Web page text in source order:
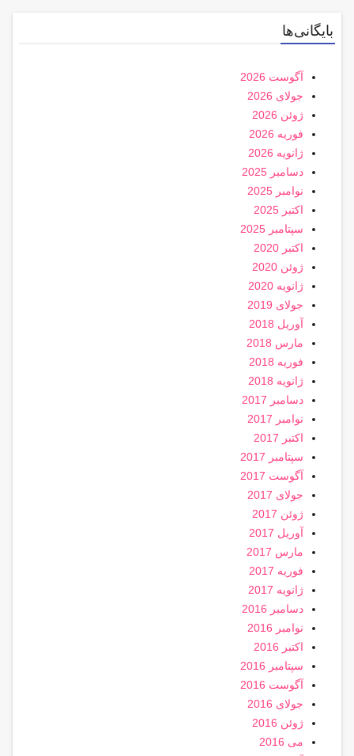
بایگانی‌ها
آگوست 2026
جولای 2026
ژوئن 2026
فوریه 2026
ژانویه 2026
دسامبر 2025
نوامبر 2025
اکتبر 2025
سپتامبر 2025
اکتبر 2020
ژوئن 2020
ژانویه 2020
جولای 2019
آوریل 2018
مارس 2018
فوریه 2018
ژانویه 2018
دسامبر 2017
نوامبر 2017
اکتبر 2017
سپتامبر 2017
آگوست 2017
جولای 2017
ژوئن 2017
آوریل 2017
مارس 2017
فوریه 2017
ژانویه 2017
دسامبر 2016
نوامبر 2016
اکتبر 2016
سپتامبر 2016
آگوست 2016
جولای 2016
ژوئن 2016
می 2016